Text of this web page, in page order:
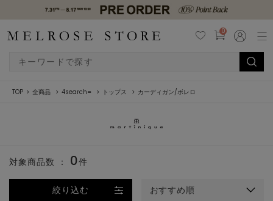
0
TOP 全商品 4search= トップス カーディガン/ボレロ
絞り込む おすすめ順
対象商品数 ： 0件